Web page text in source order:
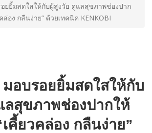
อยยิ้มสดใสให้กับผู้สูงวัย ดูแลสุขภาพช่องปาก
ล่อง กลืนง่าย” ด้วยเทคนิค KENKOBI
มอบรอยยิ้มสดใสให้กับ
ลสุขภาพช่องปากให้
คี้ยวคล่อง กลืนง่าย”